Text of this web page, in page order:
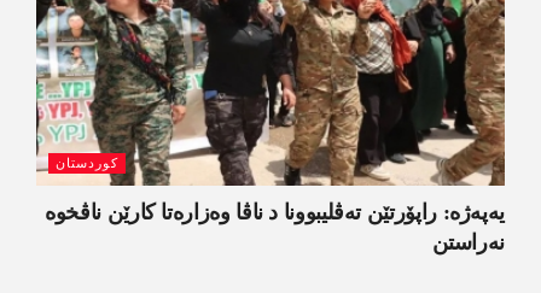
کوردستان
یەپەژە: راپۆرتێن تەڤلیبوونا د ناڤا وەزارەتا کارێن ناڤخوە
نەراستن